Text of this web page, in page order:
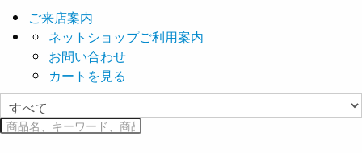
ご来店案内
ネットショップご利用案内
お問い合わせ
カートを見る